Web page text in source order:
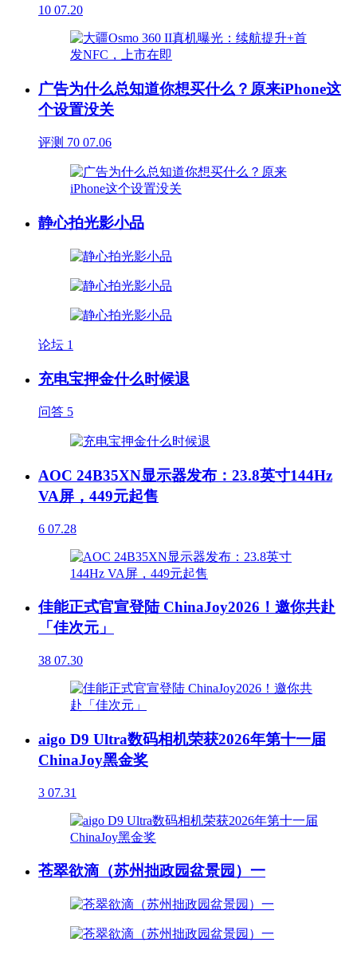
10 07.20
广告为什么总知道你想买什么？原来iPhone这
个设置没关
评测 70 07.06
静心拍光影小品
论坛 1
充电宝押金什么时候退
问答 5
AOC 24B35XN显示器发布：23.8英寸144Hz
VA屏，449元起售
6 07.28
佳能正式官宣登陆 ChinaJoy2026！邀你共赴
「佳次元」
38 07.30
aigo D9 Ultra数码相机荣获2026年第十一届
ChinaJoy黑金奖
3 07.31
苍翠欲滴（苏州拙政园盆景园）一